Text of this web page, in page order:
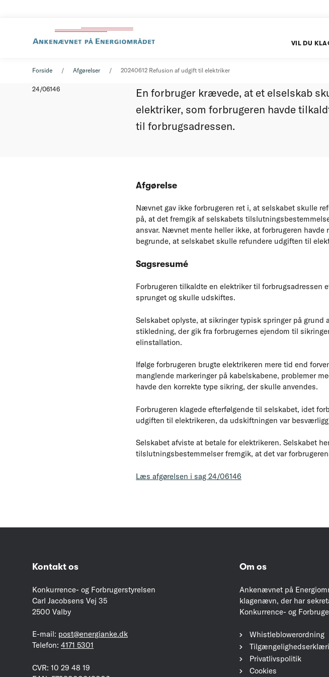
VIL DU
Forside Afgørelser 20240612 Refusion af udgift til elektriker
24/06146
En forbruger krævede, at et elselskab
elektriker, som forbrugeren havde
til forbrugsadressen.
Afgørelse
Nævnet gav ikke forbrugeren ret i, at selskabet skulle
på, at det fremgik af selskabets
ansvar. Nævnet mente heller ikke, at forbrugeren
begrunde, at selskabet skulle refundere udgiften til
Sagsresumé
Forbrugeren tilkaldte en elektriker til
sprunget og skulle udskiftes.
Selskabet oplyste, at sikringer typisk springer på grund
stikledning, der gik fra forbrugernes ejendom til
elinstallation.
Ifølge forbrugeren brugte elektrikeren mere tid end
manglende markeringer på kabelskabene, problemer
havde den korrekte type sikring, der skulle anvendes.
Forbrugeren klagede efterfølgende til selskabet, idet
udgiften til elektrikeren, da udskiftningen var
Selskabet afviste at betale for elektrikeren. Selskabet
tilslutningsbestemmelser fremgik, at det var
Læs afgørelsen i sag 24/06146
Kontakt os
Konkurrence- og Forbrugerstyrelsen
Carl Jacobsens Vej 35
2500 Valby
E-mail: post@energianke.dk
Telefon: 4171 5301
CVR: 10 29 48 19
Om os
Ankenævnet på
klagenævn, der har
Konkurrence- og
Whistleblowerordning
Privatlivspolitik
Cookies